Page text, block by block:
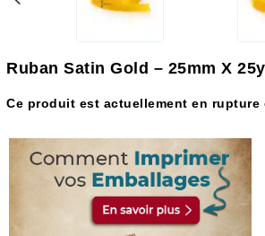
Ruban Satin Gold – 25mm X 25y
Ce produit est actuellement en